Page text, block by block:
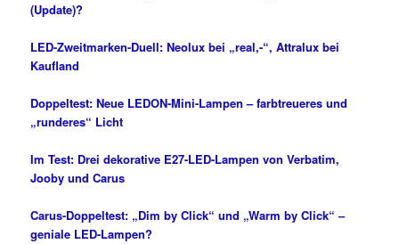
(Update)?
LED-Zweitmarken-Duell: Neolux bei „real,-“, Attralux bei
Kaufland
Doppeltest: Neue LEDON-Mini-Lampen – farbtreueres und
„runderes“ Licht
Im Test: Drei dekorative E27-LED-Lampen von Verbatim,
Jooby und Carus
Carus-Doppeltest: „Dim by Click“ und „Warm by Click“ –
geniale LED-Lampen?